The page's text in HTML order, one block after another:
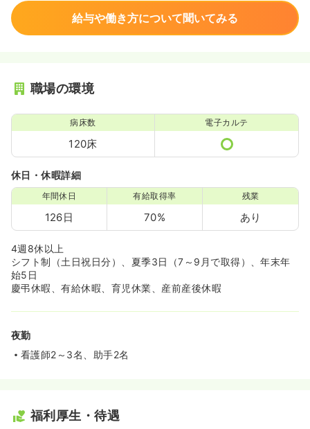
給与や働き方について聞いてみる
職場の環境
病床数
120床
電子カルテ
休日・休暇詳細
年間休日
126日
有給取得率
70%
残業
あり
4週8休以上
シフト制（土日祝日分）、夏季3日（7～9月で取得）、年末年
始5日
慶弔休暇、有給休暇、育児休業、産前産後休暇
夜勤
看護師2～3名、助手2名
福利厚生・待遇